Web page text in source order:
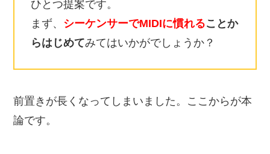
ひとつ提案です。
まず、 シーケンサーでMIDIに慣れることか
らはじめてみてはいかがでしょうか？
前置きが長くなってしまいました。ここからが本
論です。